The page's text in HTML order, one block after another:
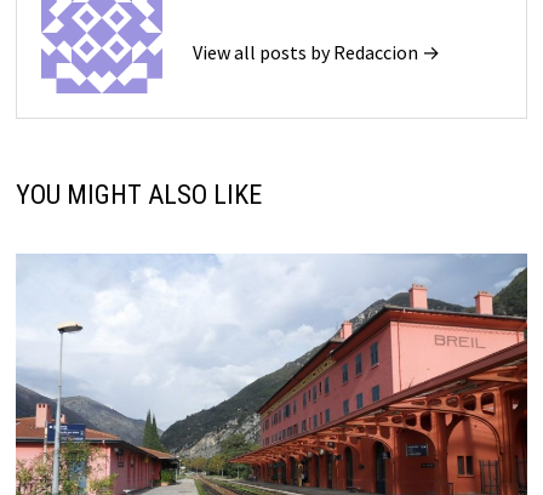
View all posts by Redaccion →
YOU MIGHT ALSO LIKE